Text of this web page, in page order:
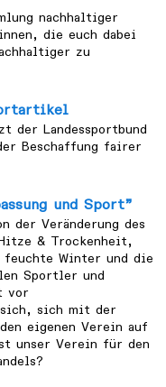
nachhaltiger
die euch dabei
zu
der Landessportbund
Beschaffung fairer
und Sport”
der Veränderung des
& Trockenheit,
Winter und die
Sportler und
vor
sich, sich mit der
eigenen Verein auf
unser Verein für den